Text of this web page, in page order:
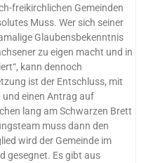
freikirchlichen Gemeinden
Muss. Wer sich seiner
Glaubensbekenntnis
zu eigen macht und in
kann dennoch
ist der Entschluss, mit
und einen Antrag auf
lang am Schwarzen Brett
muss dann den
wird der Gemeinde im
gesegnet. Es gibt aus